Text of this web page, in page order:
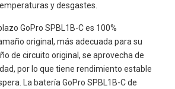
y desgastes.
GoPro SPBL1B-C es 100%
original, más adecuada para su
de circuito original, se aprovecha de
por lo que tiene rendimiento estable
La batería GoPro SPBL1B-C de